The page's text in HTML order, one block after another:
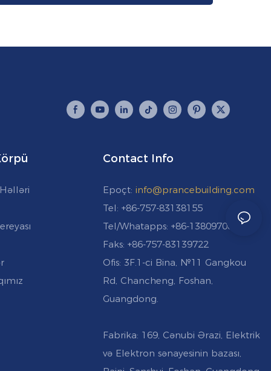
Contact Info
Epoçt:info@prancebuilding.com
Tel: +86-757-83138155
Tel/Whatapps: +86-13809708787
Faks: +86-757-83139722
Ofis: 3F.1-ci Bina, №11 Gangkou
Rd, Chancheng, Foshan,
Guangdong.
Fabrika: 169, Cənubi Ərazi, Elektrik
və Elektron sənayesinin bazası,